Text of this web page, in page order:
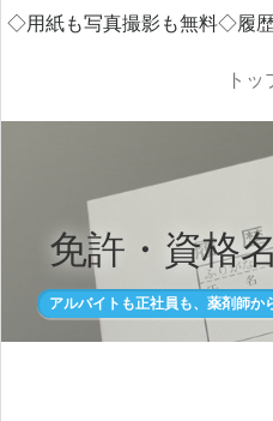
◇用紙も写真撮影も無料◇履
トッ
免許・資格
アルバイトも正社員も、薬剤師か